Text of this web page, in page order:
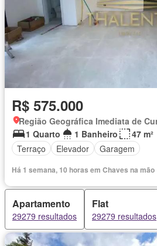
R$ 575.000
1 Quarto
1 Banheiro
47 m²
Terraço
Elevador Garagem
Há 1 semana, 10 horas em Chaves na mão
Apartamento
29279 resultados
Flat
29279 resultados